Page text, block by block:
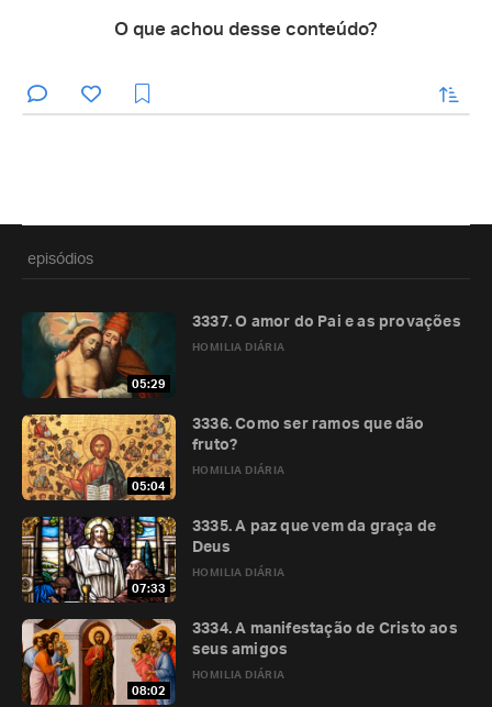
O que achou desse conteúdo?
enviar
episódios
05:29
HOMILIA DIÁRIA
3337. O amor do Pai e as provações
05:04
HOMILIA DIÁRIA
3336. Como ser ramos que dão
fruto?
07:33
HOMILIA DIÁRIA
3335. A paz que vem da graça de
Deus
08:02
HOMILIA DIÁRIA
3334. A manifestação de Cristo aos
seus amigos